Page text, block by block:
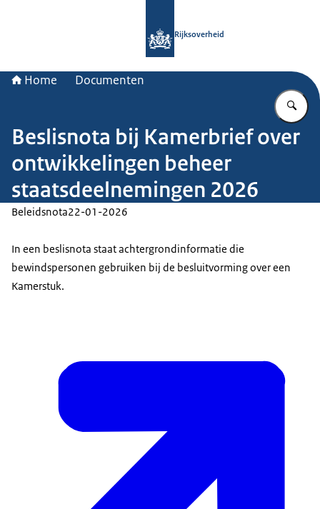
Rijksoverheid
Home Documenten
Beslisnota bij Kamerbrief over
ontwikkelingen beheer
staatsdeelnemingen 2026
Beleidsnota22-01-2026
In een beslisnota staat achtergrondinformatie die
bewindspersonen gebruiken bij de besluitvorming over een
Kamerstuk.